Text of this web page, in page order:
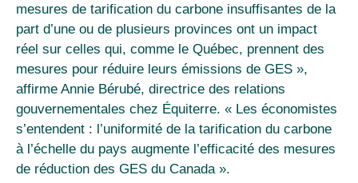
mesures de tarification du carbone insuffisantes de la
part d’une ou de plusieurs provinces ont un impact
réel sur celles qui, comme le Québec, prennent des
mesures pour réduire leurs émissions de GES »,
affirme Annie Bérubé, directrice des relations
gouvernementales chez Équiterre. « Les économistes
s’entendent : l’uniformité de la tarification du carbone
à l’échelle du pays augmente l’efficacité des mesures
de réduction des GES du Canada ».